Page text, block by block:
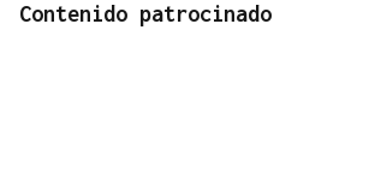
Contenido patrocinado